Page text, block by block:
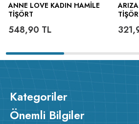
ANNE LOVE KADIN HAMILE
TIŞÖRT
548,90 TL
Kategoriler
Önemli Bilgiler